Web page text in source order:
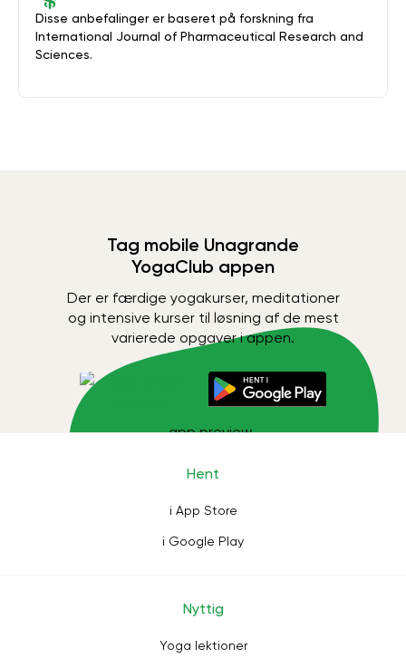
Disse anbefalinger er baseret på forskning fra
International Journal of Pharmaceutical Research and
Sciences.
Tag mobile Unagrande
YogaClub appen
Der er færdige yogakurser, meditationer
og intensive kurser til løsning af de mest
varierede opgaver i appen.
Hent
i App Store
i Google Play
Nyttig
Yoga lektioner